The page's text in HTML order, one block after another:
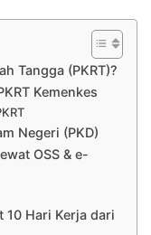
Tangga (PKRT)?
Kemenkes
Negeri (PKD)
OSS & e-
10 Hari Kerja dari